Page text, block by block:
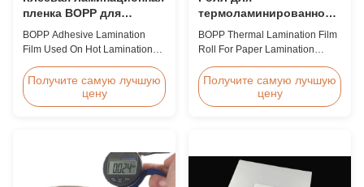
пленка BOPP для
горячего
ламинирования
BOPP Adhesive Lamination
Film Used On Hot Lamination
suitable for various printing
methods, particularly offset
printing. It consists of BOPP +
polypropylene) serves as the
base film produced through
extrusion coating ...
Получите самую лучшую
цену
термоламинированной
пленки BOPP для
ламинирования бумаги
BOPP Thermal Lamination Film
Roll For Paper Lamination
workable for different ways of
printing, especially offset
printing. It is composited of
base film that we use extrusion
coating process ...
Получите самую лучшую
цену